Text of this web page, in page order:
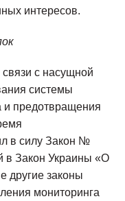
интересов.
с насущной
системы
и предотвращения
в силу Закон №
в Закон Украины «О
другие законы
мониторинга